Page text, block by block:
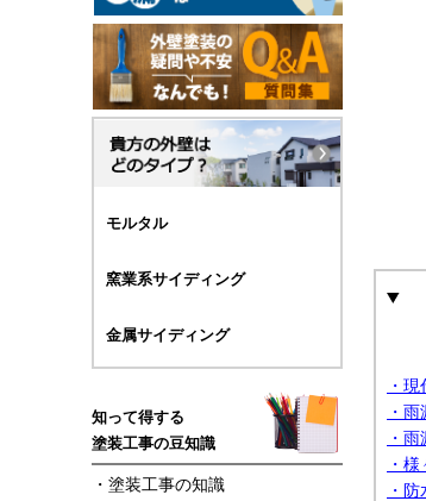
モルタル
窯業系サイディング
金属サイディング
知って得する
塗装工事の豆知識
・ 塗装工事の知識
・
・
・
・
・